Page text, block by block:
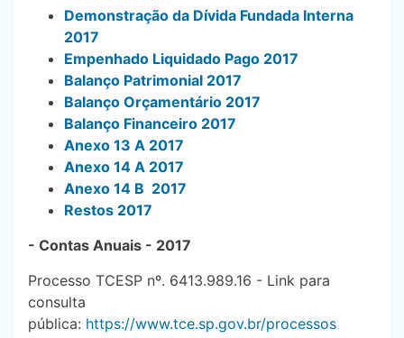
Demonstração da Dívida Fundada Interna
2017
Empenhado Liquidado Pago 2017
Balanço Patrimonial 2017
Balanço Orçamentário 2017
Balanço Financeiro 2017
Anexo 13 A 2017
Anexo 14 A 2017
Anexo 14 B 2017
Restos 2017
- Contas Anuais - 2017
Processo TCESP nº. 6413.989.16 - Link para
consulta
pública: https://www.tce.sp.gov.br/processos